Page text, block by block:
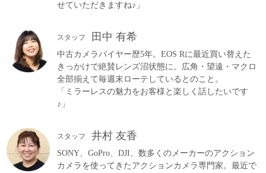
せていただきますね♪」
スタッフ 田中 有希
中古カメラバイヤー歴5年。EOS Rに最近買い替えた
きっかけで絶賛レンズ沼状態に。広角・望遠・マクロ
全部揃えて毎週末ローテしているとのこと。
「ミラーレスの魅力をお客様と楽しく話したいです
♪」
スタッフ 井村 友香
SONY、GoPro、DJI、数多くのメーカーのアクション
カメラを使ってきたアクションカメラ専門家。最近で